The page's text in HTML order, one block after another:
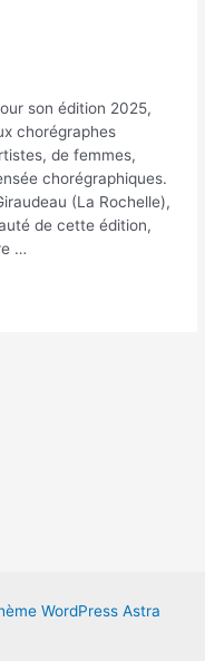
son édition 2025,
chorégraphes
de femmes,
chorégraphiques.
(La Rochelle),
de cette édition,
…
WordPress Astra